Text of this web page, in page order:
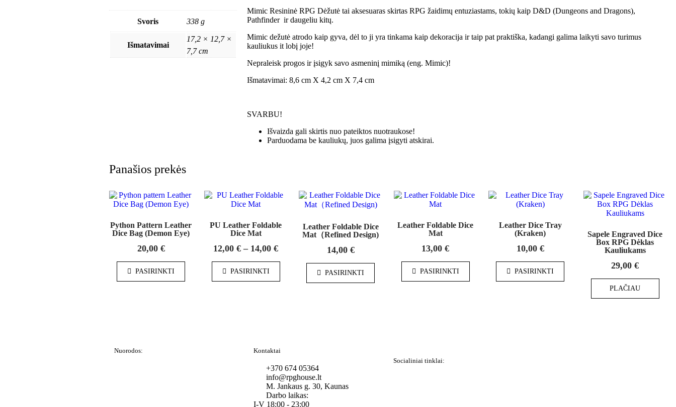
Svoris 338 g
Išmatavimai
17,2 × 12,7 ×
7,7 cm
Mimic Resininė RPG Dėžutė tai aksesuaras skirtas RPG žaidimų entuziastams, tokių kaip D&D (Dungeons and Dragons),
Pathfinder ir daugeliu kitų.
Mimic dežutė atrodo kaip gyva, dėl to ji yra tinkama kaip dekoracija ir taip pat praktiška, kadangi galima laikyti savo turimus
kauliukus it lobį joje!
Nepraleisk progos ir įsigyk savo asmeninį mimiką (eng. Mimic)!
Išmatavimai: 8,6 cm X 4,2 cm X 7,4 cm
SVARBU!
Išvaizda gali skirtis nuo pateiktos nuotraukose!
Parduodama be kauliukų, juos galima įsigyti atskirai.
Panašios prekės
Python Pattern Leather
Dice Bag (Demon Eye)
20,00 €
PASIRINKTI
PU Leather Foldable
Dice Mat
12,00€ – 14,00€
PASIRINKTI
Leather Foldable Dice
Mat（Refined Design)
14,00 €
PASIRINKTI
Leather Foldable Dice
Mat
13,00€
PASIRINKTI
Leather Dice Tray
(Kraken)
10,00 €
PASIRINKTI
Sapele Engraved Dice
Box RPG Dėklas
Kauliukams
29,00€
PLAČIAU
Nuorodos: Kontaktai
+370 674 05364
info@rpghouse.lt
M. Jankaus g. 30, Kaunas
Darbo laikas:
I-V 18:00 - 23:00
Socialiniai tinklai: